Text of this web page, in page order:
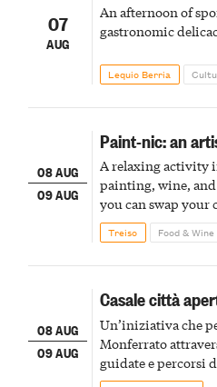
07
AUG
An afternoon of
gastronomic
Lequio Berria
08 AUG
09 AUG
Paint-nic: an
A relaxing activity
painting, wine,
you can swap your
Treiso Food & Wine
08 AUG
09 AUG
Casale città
Un’iniziativa che
Monferrato
guidate e percorsi